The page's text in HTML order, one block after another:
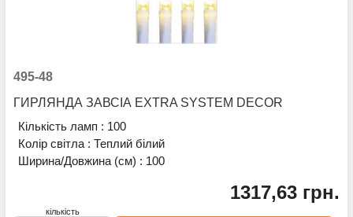
495-48
ГИРЛЯНДА ЗАВСІА EXTRA SYSTEM DECOR
Кількість ламп : 100
Колір світла :Теплий білий
Ширина/Довжина (см) : 100
1317,63 грн.
кількість